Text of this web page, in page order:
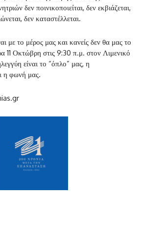
δεν ποινικοποιείται, δεν εκβιάζεται,
δεν καταστέλλεται.
με το μέρος μας και κανείς δεν θα μας το
11 Οκτώβρη στις 9:30 π.μ. στον Λιμενικό
είναι το “όπλο” μας, η
η φωνή μας.